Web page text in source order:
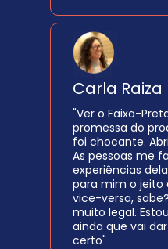
Carla Raiza
"Ver o Faixa-
promessa do
foi chocante.
As pessoas me
experiências
para mim o jeito
vice-versa,
muito legal.
ainda que vai
certo"